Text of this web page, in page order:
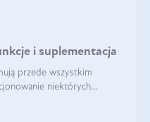
i suplementacja
przede wszystkim
niektórych